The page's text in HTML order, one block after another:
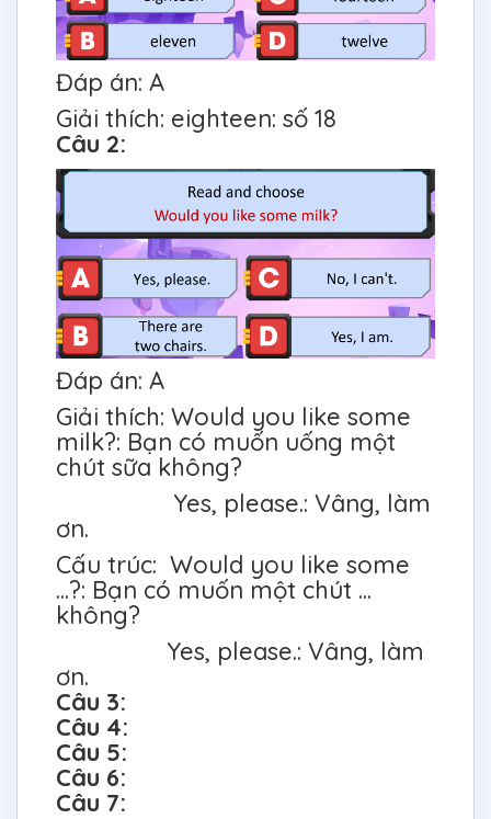
Đáp án: A
Giải thích: eighteen: số 18
Câu 2:
Đáp án: A
Giải thích: Would you like some
milk?: Bạn có muốn uống một
chút sữa không?
Yes, please.: Vâng, làm
ơn.
Cấu trúc: Would you like some
...?: Bạn có muốn một chút ...
không?
Yes, please.: Vâng, làm
ơn.
Câu 3:
Câu 4:
Câu 5:
Câu 6:
Câu 7: